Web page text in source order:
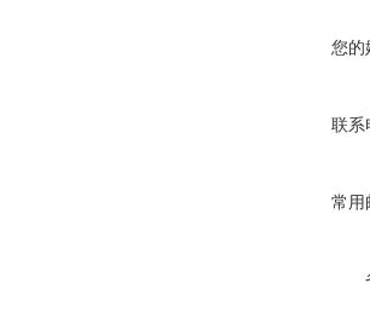
您的
联系
常用